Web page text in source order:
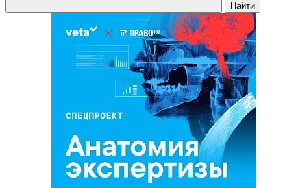
Найти